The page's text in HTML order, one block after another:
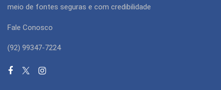
meio de fontes seguras e com credibilidade
Fale Conosco
(92) 99347-7224